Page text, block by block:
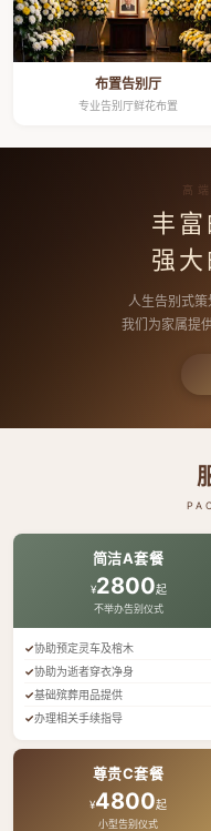
布置告别厅
专业告别厅鲜花布置
高
丰
强
人生告别式
我们为家属提
简洁A套餐
¥2800起
不举办告别仪式
协助预定灵车及棺木
协助为逝者穿衣净身
基础殡葬用品提供
办理相关手续指导
尊贵C套餐
¥4800起
小型告别仪式